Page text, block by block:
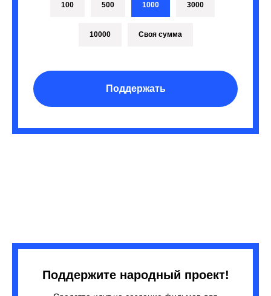
100 500 1000 3000
10000 Своя сумма
Поддержать
Поддержите народный проект!